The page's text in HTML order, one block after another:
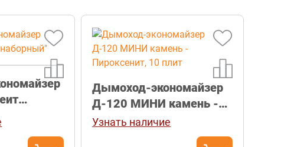
Дымоход-экономайзер
Д-120 МИНИ камень -
Пироксенит, 10 плит
Узнать наличие